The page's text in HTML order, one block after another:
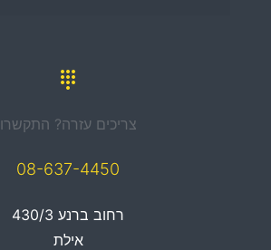
צריכים עזרה? התקשרו
08-637-4450
רחוב ברנע 430/3
אילת